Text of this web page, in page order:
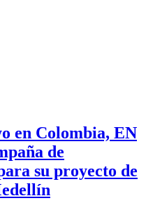
en Colombia, EN
de
su proyecto de